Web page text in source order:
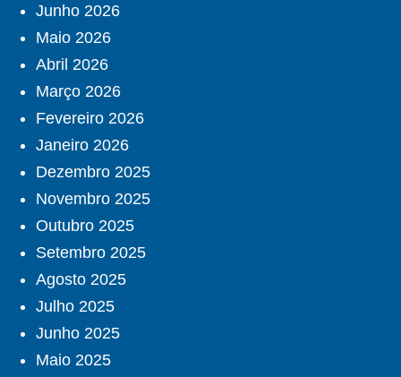
Junho 2026
Maio 2026
Abril 2026
Março 2026
Fevereiro 2026
Janeiro 2026
Dezembro 2025
Novembro 2025
Outubro 2025
Setembro 2025
Agosto 2025
Julho 2025
Junho 2025
Maio 2025